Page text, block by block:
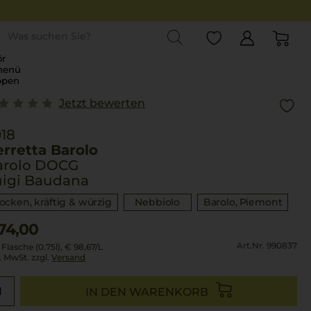
Jetzt bewerten
Barolo
DOCG
Baudana
kräftig & würzig Nebbiolo Barolo Piemont
(0.75l), € 98,67/L
MwSt. zzgl. Versand
Art.Nr. 990837
IN DEN WARENKORB